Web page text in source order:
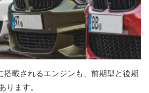
搭載されるエンジンも、前期型と後期
ります。